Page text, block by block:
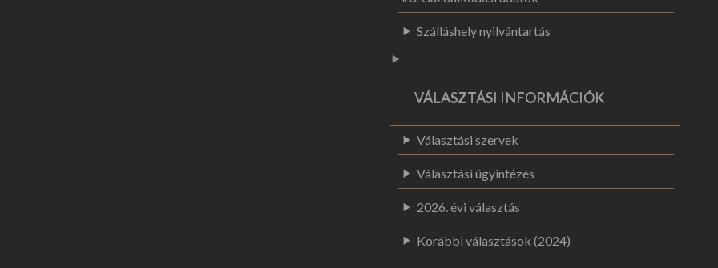
Szálláshely nyilvántartás
VÁLASZTÁSI INFORMÁCIÓK
Választási szervek
Választási ügyintézés
2026. évi választás
Korábbi választások (2024)